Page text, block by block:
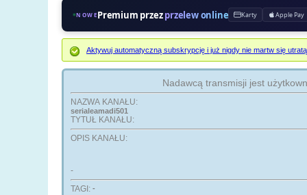
NOWEPremium przezprzelew online Karty Apple Pay
Aktywuj automatyczną subskrypcję i już nigdy nie martw się
Nadawcą transmisji jest
NAZWA KANAŁU:
serialeamadi501
TYTUŁ KANAŁU:
OPIS KANAŁU:
-
TAGI: -